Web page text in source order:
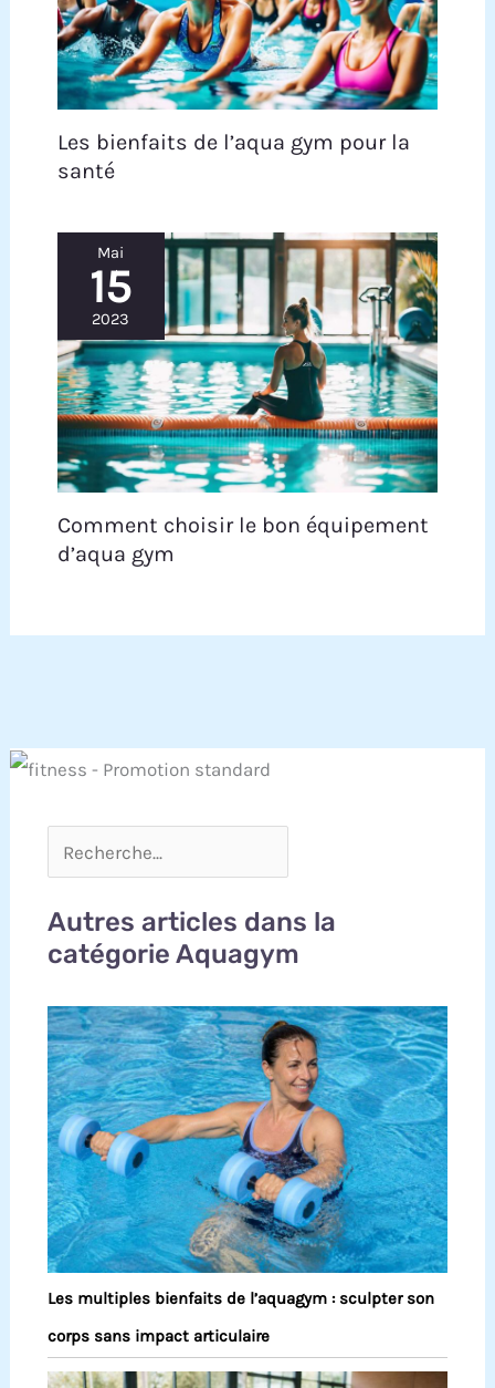
Les bienfaits de l’aqua gym pour la
santé
Mai
15
2023
Comment choisir le bon équipement
d’aqua gym
Autres articles dans la
catégorie Aquagym
Les multiples bienfaits de l’aquagym : sculpter son
corps sans impact articulaire